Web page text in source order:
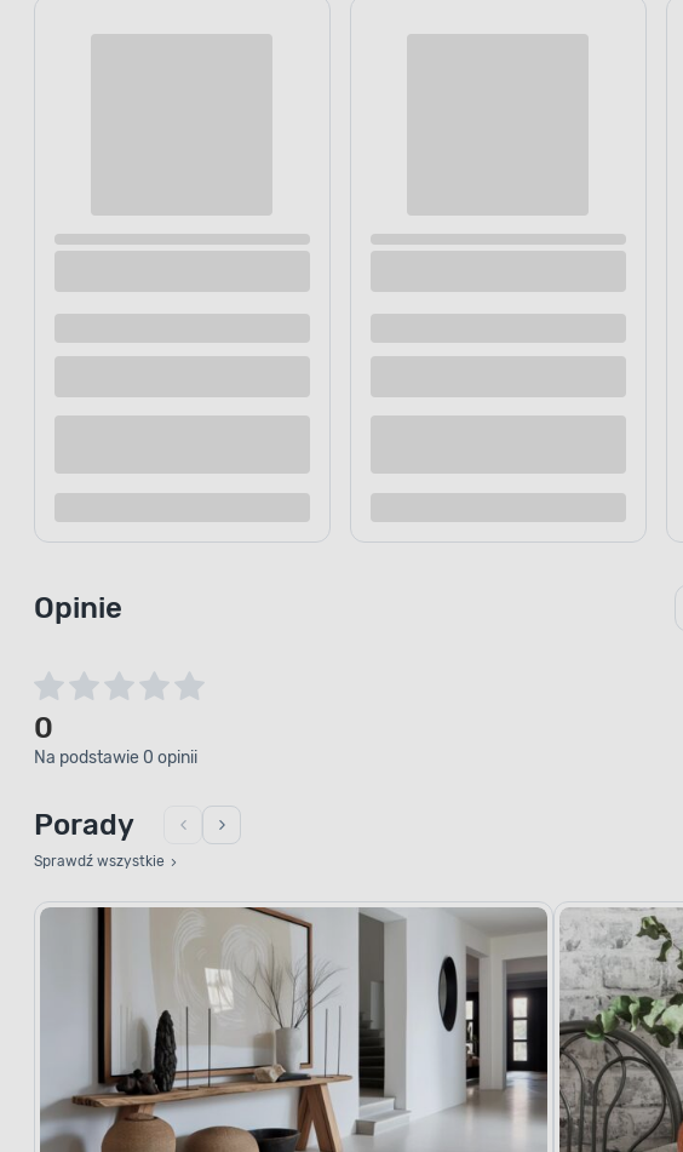
Dostępne z dostawą
Dostępne w sklepie
Kup teraz
Dostępne z dostawą
Dostępne w sklepie
0
Na podstawie 0 opinii
Sprawdź wszystkie